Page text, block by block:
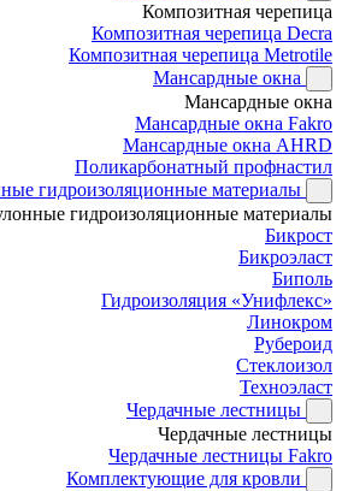
Композитная черепица
Композитная черепица Decra
Композитная черепица Metrotile
Мансардные окна
Мансардные окна
Мансардные окна Fakro
Мансардные окна AHRD
Поликарбонатный профнастил
гидроизоляционные материалы
гидроизоляционные материалы
Бикрост
Бикроэласт
Биполь
Гидроизоляция «Унифлекс»
Линокром
Рубероид
Стеклоизол
Техноэласт
Чердачные лестницы
Чердачные лестницы
Чердачные лестницы Fakro
Комплектующие для кровли